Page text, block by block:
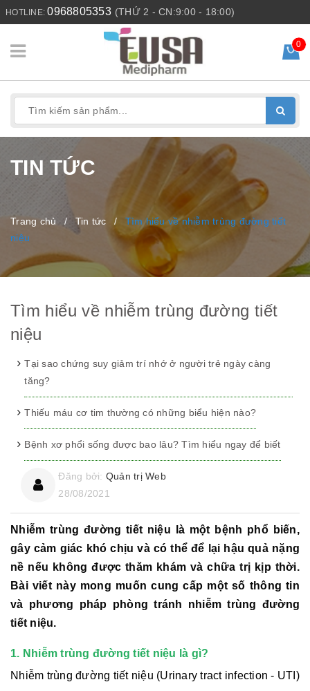
HOTLINE:0968805353 (THỨ 2 - CN:9:00 - 18:00)
0
TIN TỨC
Trang chủ / Tin tức /
Tìm hiểu về nhiễm trùng đường tiết
niệu
Tìm hiểu về nhiễm trùng đường tiết
niệu
Tại sao chứng suy giảm trí nhớ ở người trẻ ngày càng
tăng?
Thiếu máu cơ tim thường có những biểu hiện nào?
Bệnh xơ phổi sống được bao lâu? Tìm hiểu ngay để biết
Đăng bởi: Quản trị Web
28/08/2021
Nhiễm trùng đường tiết niệu là một bệnh phổ biến,
gây cảm giác khó chịu và có thể để lại hậu quả nặng
nề nếu không được thăm khám và chữa trị kịp thời.
Bài viết này mong muốn cung cấp một số thông tin
và phương pháp phòng tránh nhiễm trùng đường
tiết niệu.
1. Nhiễm trùng đường tiết niệu là gì?
Nhiễm trùng đường tiết niệu (Urinary tract infection - UTI)